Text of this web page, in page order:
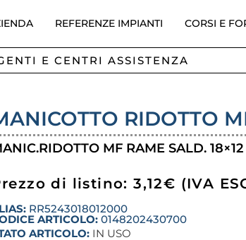
REFERENZE IMPIANTI CORSI E
E CENTRI ASSISTENZA
RIDOTTO
MF RAME SALD. 18×12
di listino: 3,12€ (IVA
RR5243018012000
ARTICOLO: 0148202430700
ARTICOLO: IN USO